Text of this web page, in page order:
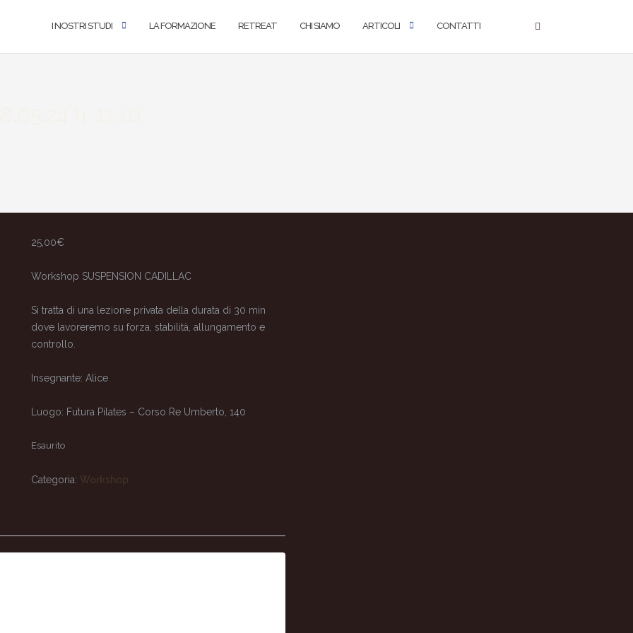
I NOSTRI STUDI LA FORMAZIONE RETREAT CHI SIAMO ARTICOLI CONTATTI
25,00€
Workshop SUSPENSION CADILLAC
Si tratta di una lezione privata della durata di 30 min
dove lavoreremo su forza, stabilità, allungamento e
controllo.
Insegnante: Alice
Luogo: Futura Pilates – Corso Re Umberto, 140
Esaurito
Categoria: Workshop